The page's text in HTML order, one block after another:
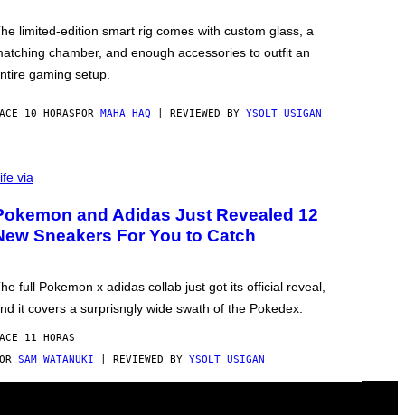
limited-edition smart rig comes with custom glass, a
chamber, and enough accessories to outfit an
gaming setup.
10 HORAS POR MAHA HAQ | REVIEWED BY YSOLT USIGAN
via
and Adidas Just Revealed 12
Sneakers For You to Catch
full Pokemon x adidas collab just got its official reveal,
it covers a surprisngly wide swath of the Pokedex.
11 HORAS
SAM WATANUKI | REVIEWED BY YSOLT USIGAN